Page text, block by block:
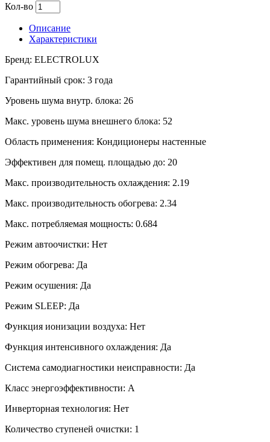
Кол-во
Описание
Характеристики
Бренд: ELECTROLUX
Гарантийный срок: 3 года
Уровень шума внутр. блока: 26
Макс. уровень шума внешнего блока: 52
Область применения: Кондиционеры настенные
Эффективен для помещ. площадью до: 20
Макс. производительность охлаждения: 2.19
Макс. производительность обогрева: 2.34
Макс. потребляемая мощность: 0.684
Режим автоочистки: Нет
Режим обогрева: Да
Режим осушения: Да
Режим SLEEP: Да
Функция ионизации воздуха: Нет
Функция интенсивного охлаждения: Да
Система самодиагностики неисправности: Да
Класс энергоэффективности: A
Инверторная технология: Нет
Количество ступеней очистки: 1